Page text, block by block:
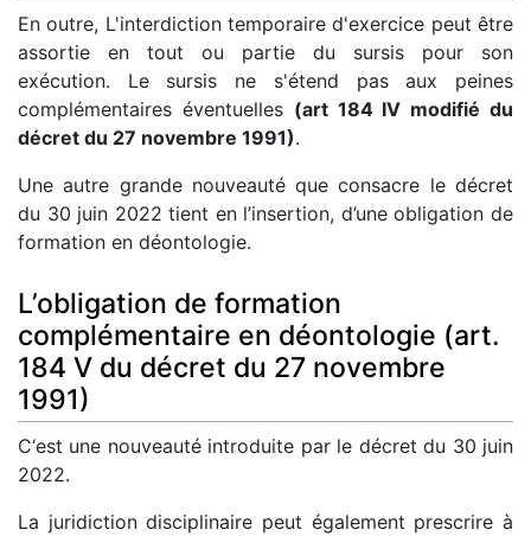
En outre, L'interdiction temporaire d'exercice peut être
assortie en tout ou partie du sursis pour son
exécution. Le sursis ne s'étend pas aux peines
complémentaires éventuelles (art 184 IV modifié du
décret du 27 novembre 1991).
Une autre grande nouveauté que consacre le décret
du 30 juin 2022 tient en l’insertion, d’une obligation de
formation en déontologie.
L’obligation de formation
complémentaire en déontologie (art.
184 V du décret du 27 novembre
1991)
C‘est une nouveauté introduite par le décret du 30 juin
2022.
La juridiction disciplinaire peut également prescrire à